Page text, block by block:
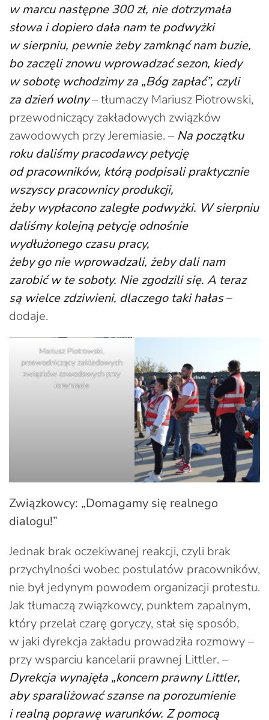
w marcu następne 300 zł, nie dotrzymała
słowa i dopiero dała nam te podwyżki
w sierpniu, pewnie żeby zamknąć nam buzie,
bo zaczęli znowu wprowadzać sezon, kiedy
w sobotę wchodzimy za „Bóg zapłać”, czyli
za dzień wolny– tłumaczy Mariusz Piotrowski,
przewodniczący zakładowych związków
zawodowych przy Jeremiasie. – Na początku
roku daliśmy pracodawcy petycję
od pracowników, którą podpisali praktycznie
wszyscy pracownicy produkcji,
żeby wypłacono zaległe podwyżki. W sierpniu
daliśmy kolejną petycję odnośnie
wydłużonego czasu pracy,
żeby go nie wprowadzali, żeby dali nam
zarobić w te soboty. Nie zgodzili się. A teraz
są wielce zdziwieni, dlaczego taki hałas–
dodaje.
Mariusz Piotrowski,
przewodniczący zakładowych
związków zawodowych przy
Jeremiasie
Związkowcy: „Domagamy się realnego
dialogu!”
Jednak brak oczekiwanej reakcji, czyli brak
przychylności wobec postulatów pracowników,
nie był jedynym powodem organizacji protestu.
Jak tłumaczą związkowcy, punktem zapalnym,
który przelał czarę goryczy, stał się sposób,
w jaki dyrekcja zakładu prowadziła rozmowy –
przy wsparciu kancelarii prawnej Littler. –
Dyrekcja wynajęła „koncern prawny Littler,
aby sparaliżować szanse na porozumienie
i realną poprawę warunków. Z pomocą